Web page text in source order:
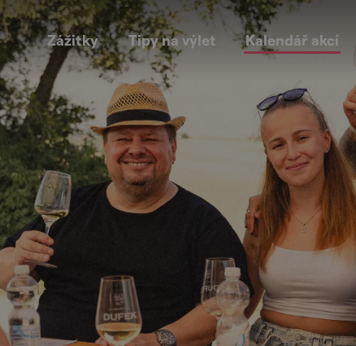
Zážitky Tipy na výlet Kalendář akcí